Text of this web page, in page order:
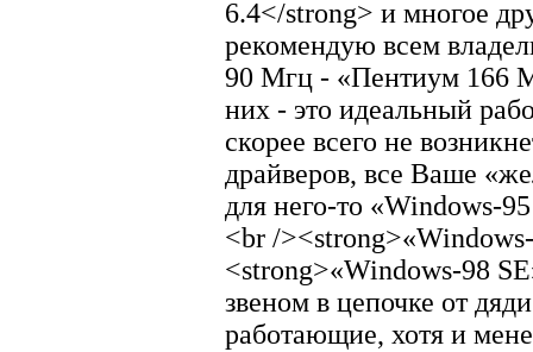
6.4</strong> и многое
рекомендую всем
90 Мгц - «Пентиум 166
них - это идеальный
скорее всего не
драйверов, все Ваше
для него-то «Windows-
<br /
<strong>«Windows-98
звеном в цепочке от
работающие, хотя и